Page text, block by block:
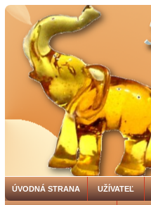
ÚVODNÁ STRANA UŽÍVATEĽ